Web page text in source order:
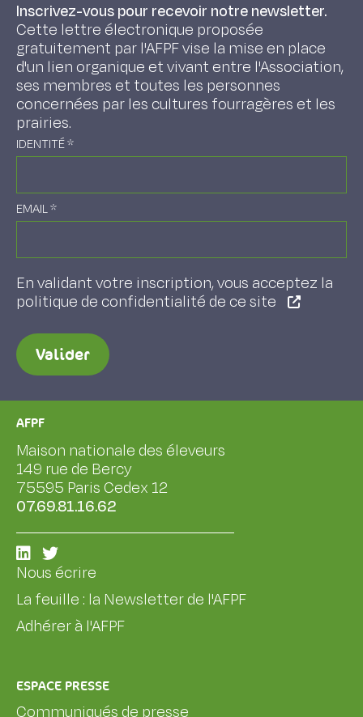
Inscrivez-vous pour recevoir notre newsletter.
Cette lettre électronique proposée
gratuitement par l'AFPF vise la mise en place
d'un lien organique et vivant entre l'Association,
ses membres et toutes les personnes
concernées par les cultures fourragères et les
prairies.
IDENTITÉ*
EMAIL*
En validant votre inscription, vous acceptez la
politique de confidentialité de ce site
Valider
AFPF
Maison nationale des éleveurs
149 rue de Bercy
75595 Paris Cedex 12
07.69.81.16.62
Nous écrire
La feuille : la Newsletter de l'AFPF
Adhérer à l'AFPF
ESPACE PRESSE
Communiqués de presse